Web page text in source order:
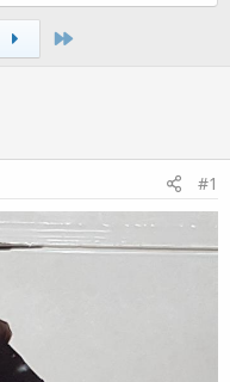
#1